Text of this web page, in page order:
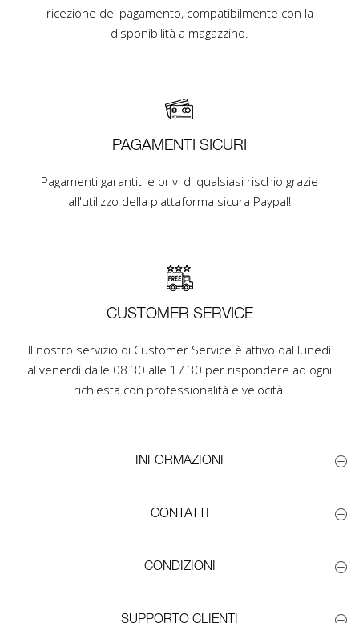
ricezione del pagamento, compatibilmente con la
disponibilità a magazzino.
PAGAMENTI SICURI
Pagamenti garantiti e privi di qualsiasi rischio grazie
all'utilizzo della piattaforma sicura Paypal!
CUSTOMER SERVICE
Il nostro servizio di Customer Service è attivo dal lunedì
al venerdì dalle 08.30 alle 17.30 per rispondere ad ogni
richiesta con professionalità e velocità.
INFORMAZIONI
CONTATTI
CONDIZIONI
SUPPORTO CLIENTI